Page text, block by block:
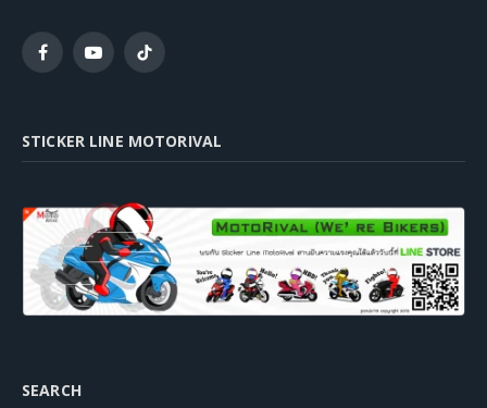
FacebookYouTubeTikTok
STICKER LINE MOTORIVAL
SEARCH